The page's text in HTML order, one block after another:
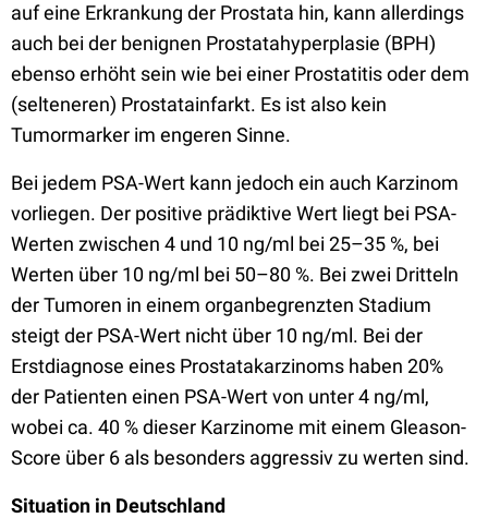
auf eine Erkrankung der Prostata hin, kann allerdings
auch bei der benignen Prostatahyperplasie (BPH)
ebenso erhöht sein wie bei einer Prostatitis oder dem
(selteneren) Prostatainfarkt. Es ist also kein
Tumormarker im engeren Sinne.
Bei jedem PSA-Wert kann jedoch ein auch Karzinom
vorliegen. Der positive prädiktive Wert liegt bei PSA-
Werten zwischen 4 und 10 ng/ml bei 25–35 %, bei
Werten über 10 ng/ml bei 50–80 %. Bei zwei Dritteln
der Tumoren in einem organbegrenzten Stadium
steigt der PSA-Wert nicht über 10 ng/ml. Bei der
Erstdiagnose eines Prostatakarzinoms haben 20%
der Patienten einen PSA-Wert von unter 4 ng/ml,
wobei ca. 40 % dieser Karzinome mit einem Gleason-
Score über 6 als besonders aggressiv zu werten sind.
Situation in Deutschland